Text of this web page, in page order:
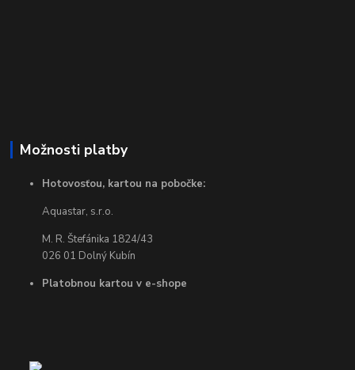
Možnosti platby
Hotovosťou, kartou na pobočke:
Aquastar, s.r.o.
M. R. Štefánika 1824/43
026 01 Dolný Kubín
Platobnou kartou v e-shope